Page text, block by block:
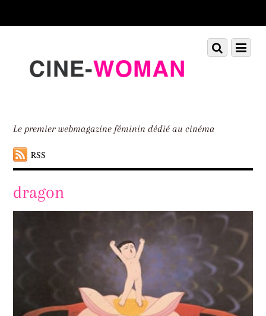
down
Le premier webmagazine féminin dédié au cinéma
RSS
Menu
Scroll
down
dragon